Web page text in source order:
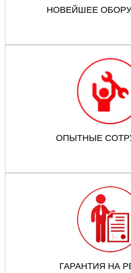
НОВЕЙШЕЕ
ОПЫТНЫЕ
ГАРАНТИЯ НА